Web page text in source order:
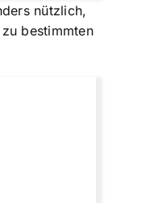
nützlich,
bestimmten